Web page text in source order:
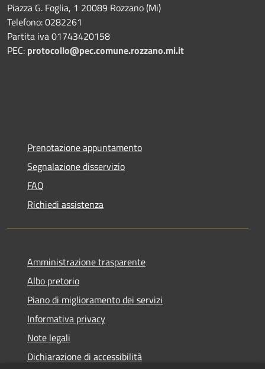
Piazza G. Foglia, 1 20089 Rozzano (Mi)
Telefono: 0282261
Partita iva 01743420158
PEC: protocollo@pec.comune.rozzano.mi.it
Prenotazione appuntamento
Segnalazione disservizio
FAQ
Richiedi assistenza
Amministrazione trasparente
Albo pretorio
Piano di miglioramento dei servizi
Informativa privacy
Note legali
Dichiarazione di accessibilità